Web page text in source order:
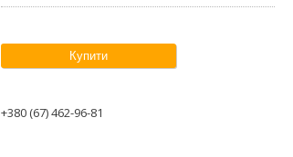
Купити
+380 (67) 462-96-81